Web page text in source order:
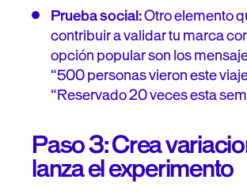
Prueba social:Otro elemento
contribuir a validar tu marca
opción popular son los
“500 personas vieron este
“Reservado 20 veces esta
Paso 3: Crea
lanza el experimento